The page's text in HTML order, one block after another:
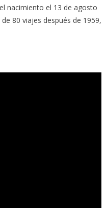
nacimiento el 13 de agosto
80 viajes después de 1959,